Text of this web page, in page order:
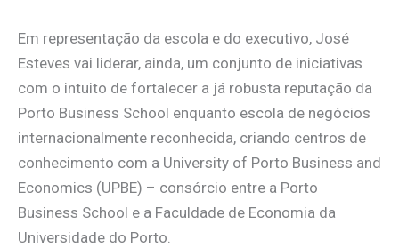
Em representação da escola e do executivo, José
Esteves vai liderar, ainda, um conjunto de iniciativas
com o intuito de fortalecer a já robusta reputação da
Porto Business School enquanto escola de negócios
internacionalmente reconhecida, criando centros de
conhecimento com a University of Porto Business and
Economics (UPBE) – consórcio entre a Porto
Business School e a Faculdade de Economia da
Universidade do Porto.